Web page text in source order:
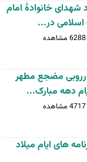
شهدای خانوادهٔ امام
در...
6288 مشاهده
مضجع مطهر
دهه مبارک...
4717 مشاهده
های ایام میلاد